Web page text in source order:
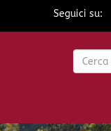
Seguici su:
Form